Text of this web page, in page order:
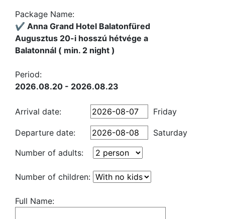
Package Name:
✔️ Anna Grand Hotel Balatonfüred
Augusztus 20-i hosszú hétvége a
Balatonnál ( min. 2 night )
Period:
2026.08.20 - 2026.08.23
Arrival date: Friday
Departure date:
Saturday
Number of adults:
Number of children:
Full Name: